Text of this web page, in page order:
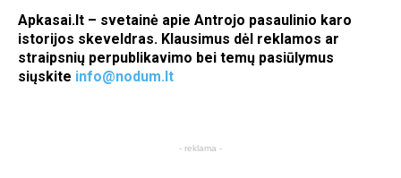
Apkasai.lt – svetainė apie Antrojo pasaulinio karo
istorijos skeveldras. Klausimus dėl reklamos ar
straipsnių perpublikavimo bei temų pasiūlymus
siųskite info@nodum.lt
- reklama -